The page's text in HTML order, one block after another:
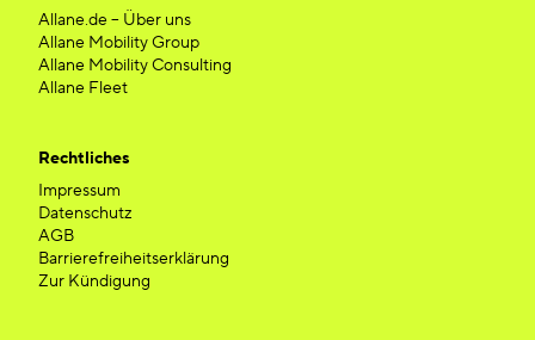
Allane.de – Über uns
Allane Mobility Group
Allane Mobility Consulting
Allane Fleet
Rechtliches
Impressum
Datenschutz
AGB
Barrierefreiheitserklärung
Zur Kündigung